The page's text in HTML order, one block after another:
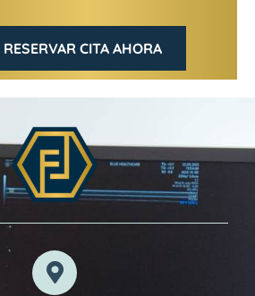
CITA AHORA